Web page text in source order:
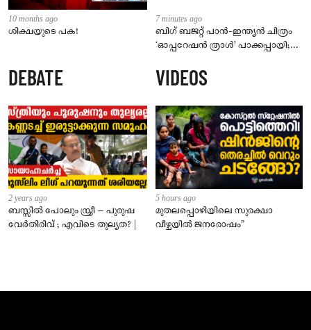
10 months ago
ശിക്ഷയുടെ പക!
7 minutes ago
ബിഗ് ബജറ്റ് പാൻ-ഇന്ത്യൻ ചിത്രം
‘ഓപ്പറേഷൻ ത്രാൾ’ പാക്കപ്പായി;
DEBATE
2 years ago
ബസ്സിൽ പോലും സ്ത്രീ – പുരുഷ
വേർതിരിവ് ; എവിടെ തുല്യത? |
VIDEOS
5 hours ago
മുതലപ്പൊഴിയിലെ സുരക്ഷാ
വീഴ്ചയിൽ ജനരോഷം”